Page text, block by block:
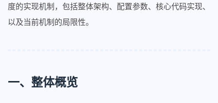
度的实现机制，包括整体架构、配置参数、核心代码实现、
以及当前机制的局限性。
一、整体概览
2-qwen3-next支持piecewisegraph
quantize
量化-04-SmoothQuant